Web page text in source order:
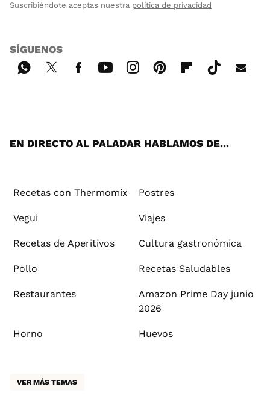
Suscribiéndote aceptas nuestra política de privacidad
SÍGUENOS
EN DIRECTO AL PALADAR HABLAMOS DE...
Recetas con Thermomix Postres
Vegui Viajes
Recetas de Aperitivos Cultura gastronómica
Pollo Recetas Saludables
Restaurantes
Amazon Prime Day junio
2026
Horno Huevos
VER MÁS TEMAS